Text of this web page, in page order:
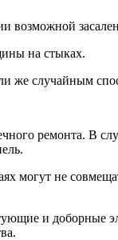
возможной
на стыках.
же случайным
ремонта. В
могут не
и доборные